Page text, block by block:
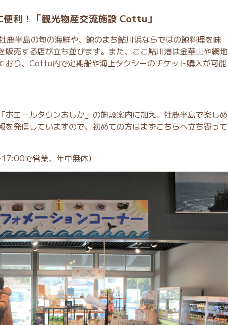
利！「観光物産交流施設 Cottu」
鹿半島の旬の海鮮や、​​鯨のまち鮎川浜ならではの鯨料理を味
販売する店が立ち並びます。また、ここ鮎川港は金華山や網地
おり、Cottu内で定期船や海上タクシーのチケット購入が可能
エールタウンおしか」の施設案内に加え、牡鹿半島で楽しめ
を発信していますので、初めての方はまずこちらへ立ち寄って
で営業、年中無休）